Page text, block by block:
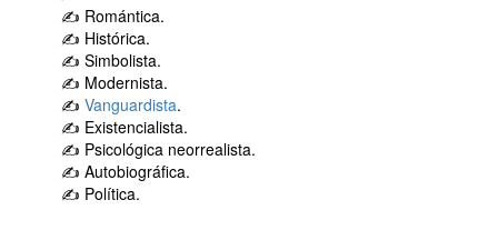
✍ Romántica.
✍ Histórica.
✍ Simbolista.
✍ Modernista.
✍ Vanguardista.
✍ Existencialista.
✍ Psicológica neorrealista.
✍ Autobiográfica.
✍ Política.